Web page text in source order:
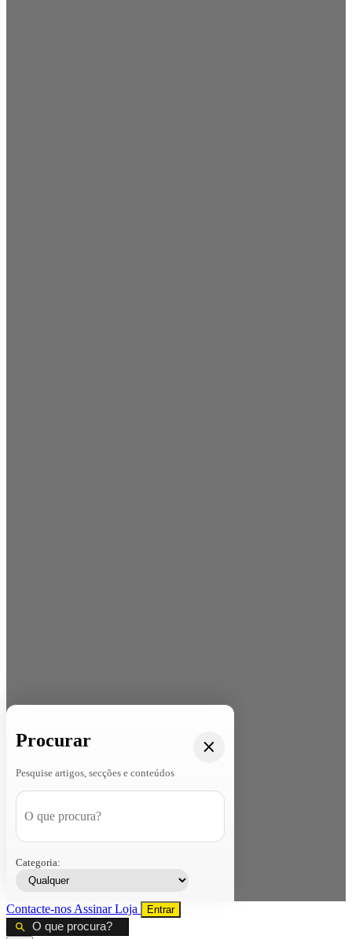
Procurar
Pesquise artigos, secções e conteúdos
Categoria:
Contacte-nos AssinarLoja Entrar